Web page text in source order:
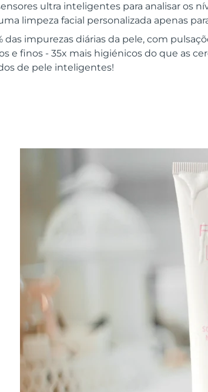
ultra inteligentes para analisar os
limpeza facial personalizada apenas
impurezas diárias da pele, com
e finos - 35x mais higiénicos do que as
de pele inteligentes!